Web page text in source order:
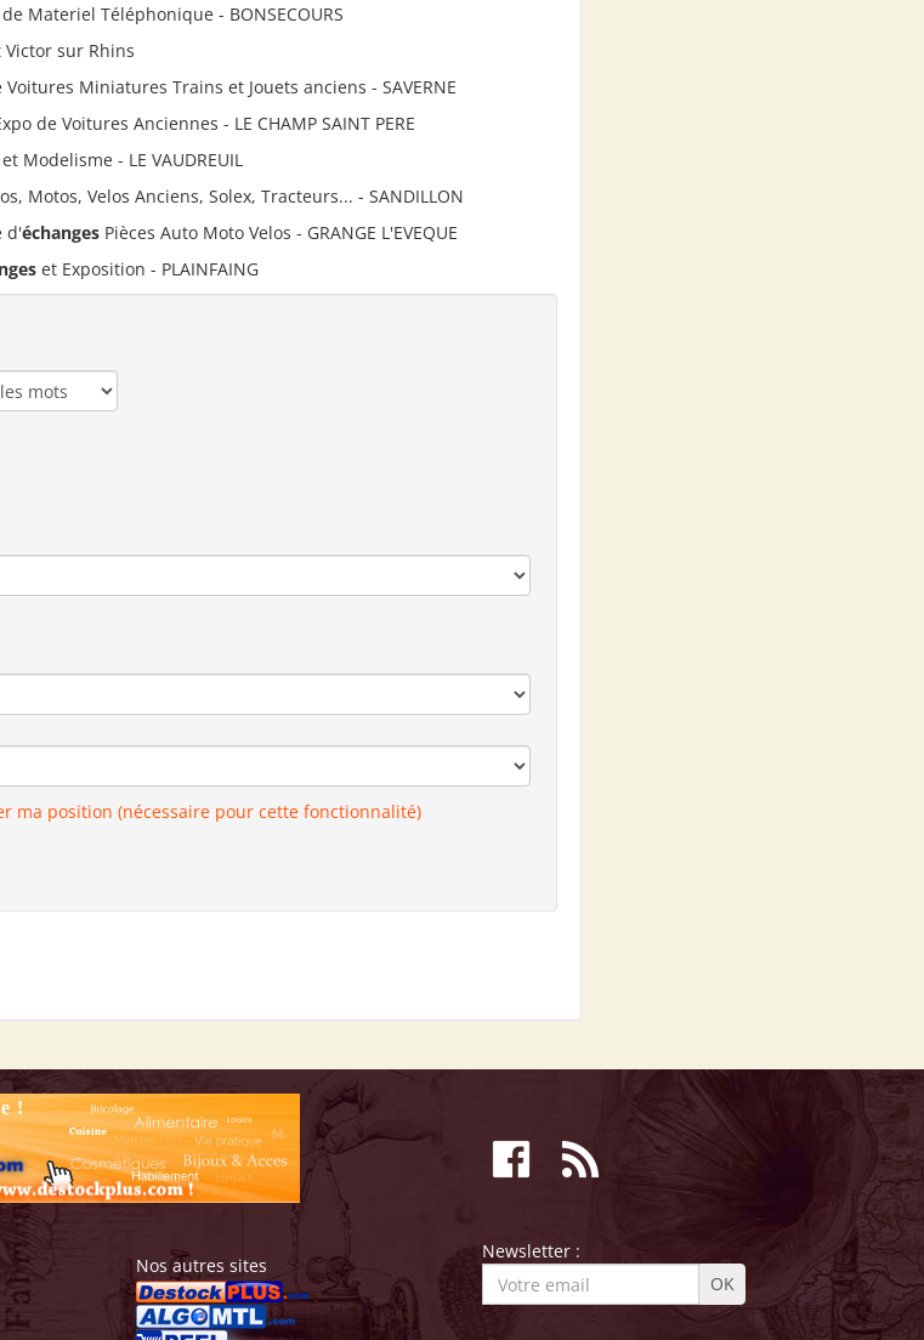
de Materiel Téléphonique - BONSECOURS
sur Rhins
Voitures Miniatures Trains et Jouets anciens - SAVERNE
de Voitures Anciennes - LE CHAMP SAINT PERE
Modelisme - LE VAUDREUIL
Motos, Velos Anciens, Solex, Tracteurs... - SANDILLON
d'échanges Pièces Auto Moto Velos - GRANGE L'EVEQUE
et Exposition - PLAINFAING
ma position (nécessaire pour cette fonctionnalité)
Nos autres sites
Newsletter :